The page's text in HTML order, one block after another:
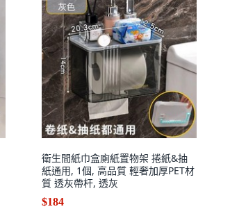
衛生間紙巾盒廁紙置物架 捲紙&抽
紙通用, 1個, 高品質 輕奢加厚PET材
質 透灰帶杆, 透灰
$184